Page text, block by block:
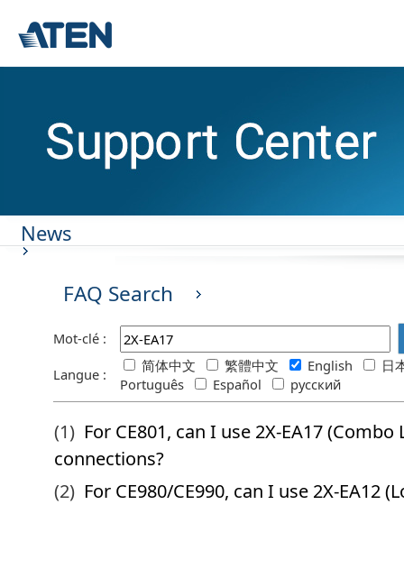
News
FAQ Search
Mot-clé :
Langue :
简体中文 繁體中文 English
日
Português
Español русский